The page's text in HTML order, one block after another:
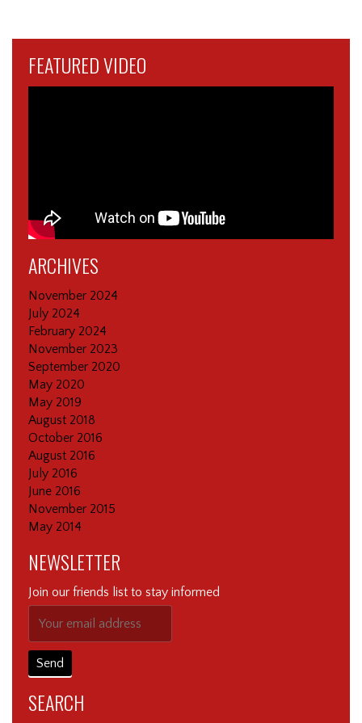
FEATURED VIDEO
ARCHIVES
November 2024
July 2024
February 2024
November 2023
September 2020
May 2020
May 2019
August 2018
October 2016
August 2016
July 2016
June 2016
November 2015
May 2014
NEWSLETTER
Join our friends list to stay informed
SEARCH